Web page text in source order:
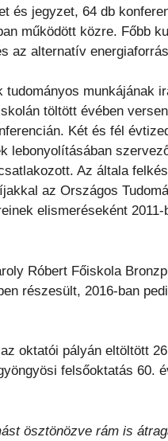
és jegyzet, 64 db
működött közre. Főbb
az alternatív
munkájának
töltött évében
Két és fél
lebonyolításában
Az általa
az Országos
elismeréseként
Róbert Főiskola
részesült, 2016-ban
oktatói pályán eltöltött
felsőoktatás 60.
ösztönözve rám is